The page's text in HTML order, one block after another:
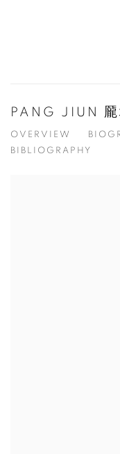
PANG JIUN 龎
OVERVIEW
BIBLIOGRAPHY